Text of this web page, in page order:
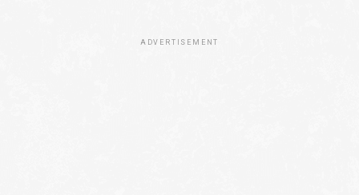
ADVERTISEMENT